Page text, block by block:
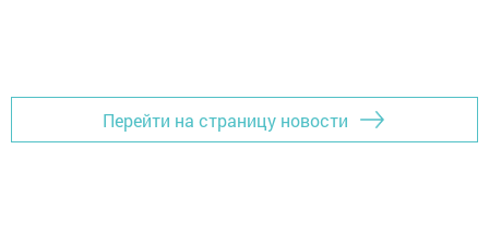
Перейти на страницу новости